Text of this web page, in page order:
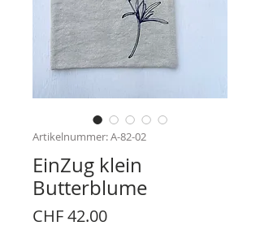
Artikelnummer: A-82-02
EinZug klein
Butterblume
CHF 42.00Preis